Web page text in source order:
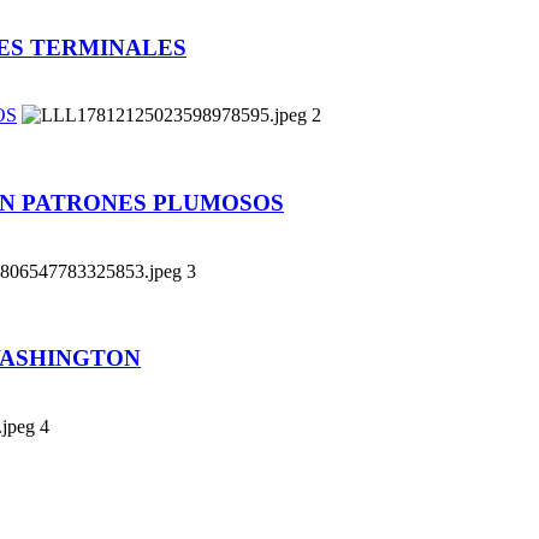
TERMINALES
2
PATRONES PLUMOSOS
3
4